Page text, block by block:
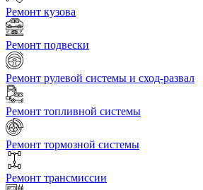
Ремонт кузова
Ремонт подвески
Ремонт рулевой системы и сход-развал
Ремонт топливной системы
Ремонт тормозной системы
Ремонт трансмиссии